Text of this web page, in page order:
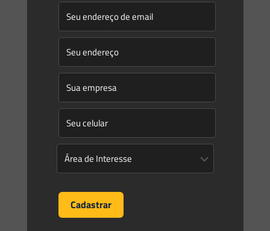
na Resolução CONAMA n. 04, de 1985, que a definia como
“acumulação arenosa litorânea, paralela à linha da
Saes Advogados
Novidades | Âmbito Estadual: Rio de Janeiro
ATO DO PRESIDENTE EM EXERCÍCIO RESOLUÇÃO INEA Nº
269, DE 27 DE JANEIRO DE 2023 Aprova a Norma